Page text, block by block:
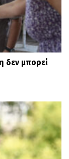
δεν μπορεί